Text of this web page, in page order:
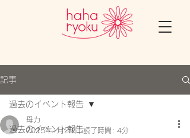
記事
過去のイベント報告
過去のイベント報告
母力
2025年1月29日 読了時間: 4分